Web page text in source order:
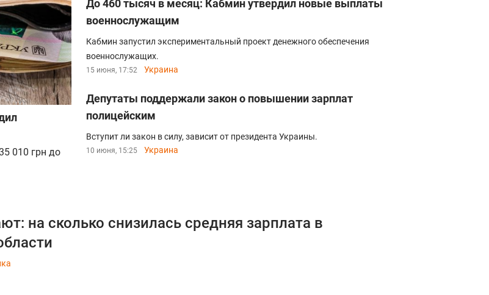
010 грн до
До 460 тысяч в месяц: Кабмин утвердил новые выплаты
военнослужащим
Кабмин запустил экспериментальный проект денежного обеспечения
военнослужащих.
15 июня, 17:52 Украина
Депутаты поддержали закон о повышении зарплат
полицейским
Вступит ли закон в силу, зависит от президента Украины.
10 июня, 15:25 Украина
на сколько снизилась средняя зарплата в